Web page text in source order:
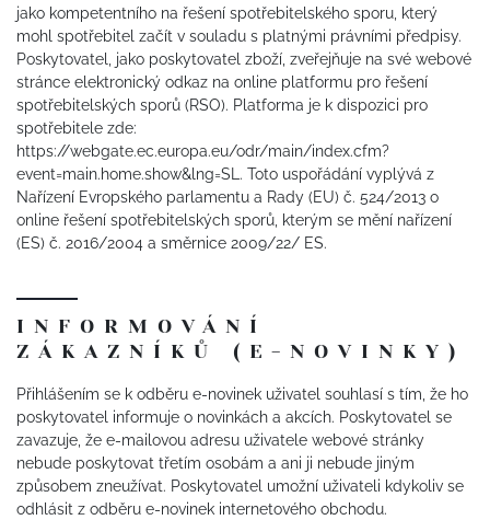
jako kompetentního na řešení spotřebitelského sporu, který
mohl spotřebitel začít v souladu s platnými právními předpisy.
Poskytovatel, jako poskytovatel zboží, zveřejňuje na své webové
stránce elektronický odkaz na online platformu pro řešení
spotřebitelských sporů (RSO). Platforma je k dispozici pro
spotřebitele zde:
https://webgate.ec.europa.eu/odr/main/index.cfm?
event=main.home.show&lng=SL. Toto uspořádání vyplývá z
Nařízení Evropského parlamentu a Rady (EU) č. 524/2013 o
online řešení spotřebitelských sporů, kterým se mění nařízení
(ES) č. 2016/2004 a směrnice 2009/22/ ES.
INFORMOVÁNÍ
ZÁKAZNÍKŮ (E-NOVINKY)
Přihlášením se k odběru e-novinek uživatel souhlasí s tím, že ho
poskytovatel informuje o novinkách a akcích. Poskytovatel se
zavazuje, že e-mailovou adresu uživatele webové stránky
nebude poskytovat třetím osobám a ani ji nebude jiným
způsobem zneužívat. Poskytovatel umožní uživateli kdykoliv se
odhlásit z odběru e-novinek internetového obchodu.